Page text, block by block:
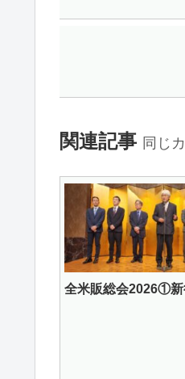
関連記事 同じ
全米販総会2026①新